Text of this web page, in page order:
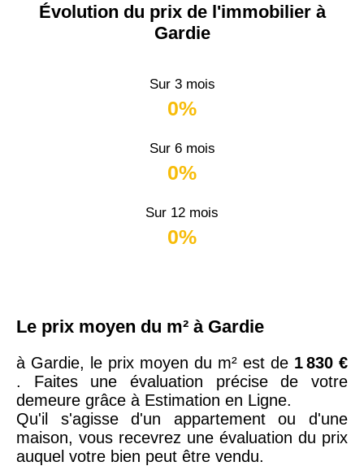
Évolution du prix de l'immobilier à
Gardie
Sur 3 mois
0%
Sur 6 mois
0%
Sur 12 mois
0%
Le prix moyen du m² à Gardie
à Gardie, le prix moyen du m² est de 1 830 €
. Faites une évaluation précise de votre
demeure grâce à Estimation en Ligne.
Qu'il s'agisse d'un appartement ou d'une
maison, vous recevrez une évaluation du prix
auquel votre bien peut être vendu.